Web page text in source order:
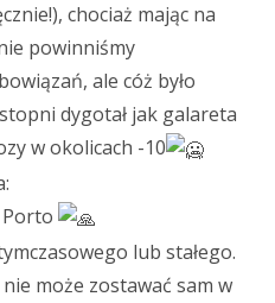
chociaż mając na
powinniśmy
ale cóż było
dygotał jak galareta
w okolicach -10
Porto
lub stałego.
może zostawać sam w